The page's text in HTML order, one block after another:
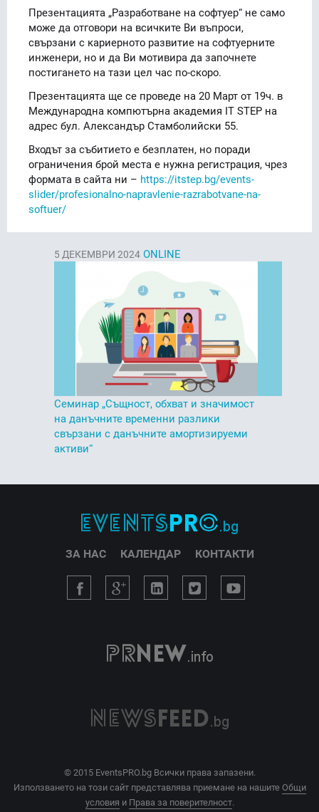
Презентацията „Разработване на софтуер“ не само
може да отговори на всичките Ви въпроси,
свързани с кариерното развитие на софтуерните
инженери, но и да Ви мотивира да започнете
постигането на тази цел час по-скоро.
Презентацията ще се проведе на 20 Март от 19ч. в
Международна компютърна академия IT STEP на
адрес бул. Александър Стамболийски 55.
Входът за събитието е безплатен, но поради
ограничения брой места е нужна регистрация, чрез
формата в сайта ни – https://itstep.bg/events-
slider/profesionalno-napravlenie-razrabotvane-na-
softuer/
5 ДЕКЕМВРИ 2024 ONLINE
Семинар „Същност, обхват и значимост
на данъчните временни разлики
свързани с данъчните амортизируеми
активи“
ЗА НАС КАЛЕНДАР КОНТАКТИ
© 2015 EventsPRO.bg Всички права запазени.
Използването на този сайт представлява приемане на нашитеОбщи
условия и Права за поверителност.